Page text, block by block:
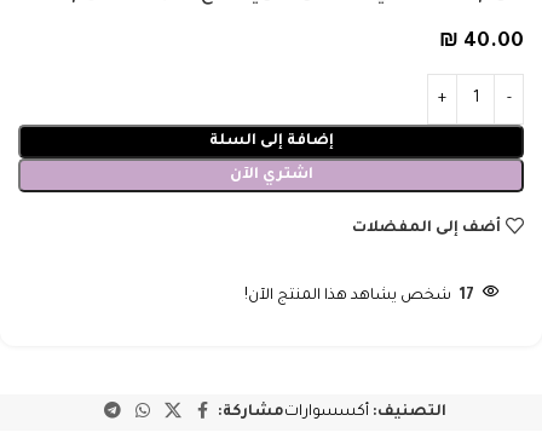
₪ 40.00
إضافة إلى السلة
اشتري الآن
أضف إلى المفضلات
17 شخص يشاهد هذا المنتج الآن!
التصنيف: أكسسواراتمشاركة: